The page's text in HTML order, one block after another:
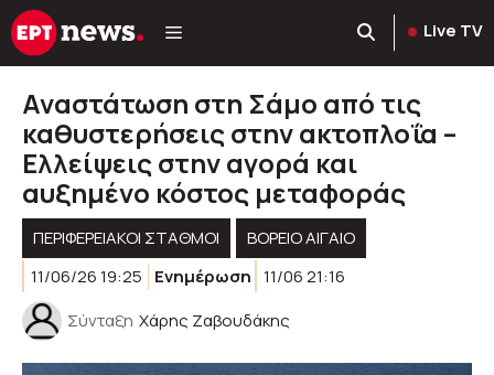
Μετάβαση
σε
Live TV
Αναστάτωση στη Σάμο από τις
καθυστερήσεις στην ακτοπλοΐα –
Ελλείψεις στην αγορά και
αυξημένο κόστος μεταφοράς
ΠΕΡΙΦΕΡΕΙΑΚΟΊ ΣΤΑΘΜΟΊ
ΒΟΡΕΙΟ ΑΙΓΑΙΟ
11/06/26 19:25
Ενημέρωση 11/06 21:16
Σύνταξη Χάρης Ζαβουδάκης